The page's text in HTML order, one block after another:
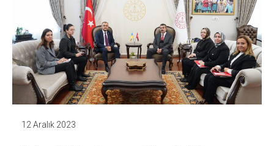
12 Aralık 2023